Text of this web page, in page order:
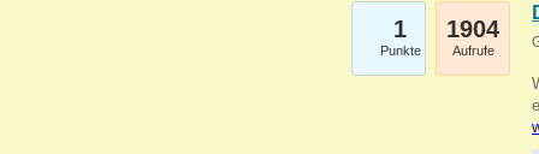
1
Punkte
1904
Aufrufe